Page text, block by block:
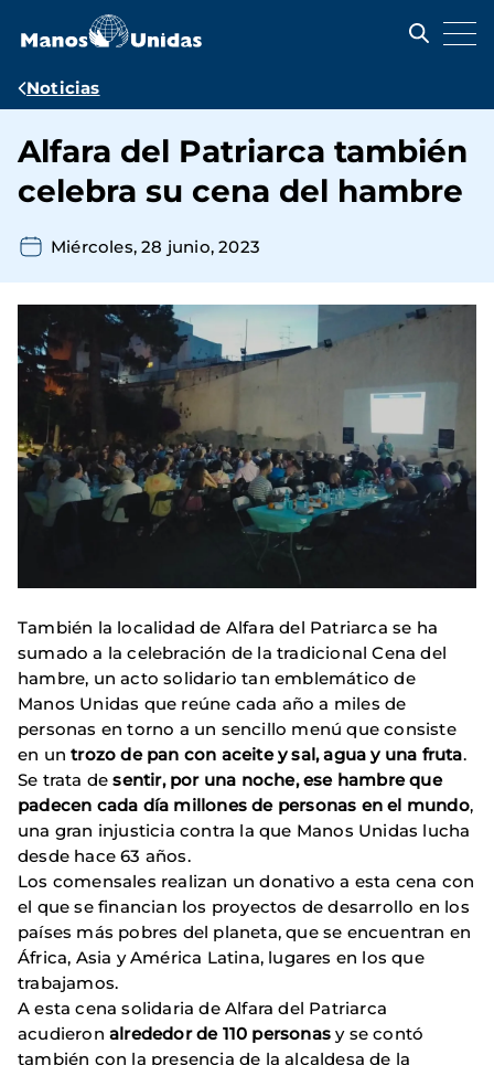
contenido
Ruta
navegación
Noticias
Alfara del Patriarca también
celebra su cena del hambre
Miércoles, 28 junio, 2023
También la localidad de Alfara del Patriarca se ha
sumado a la celebración de la tradicional Cena del
hambre, un acto solidario tan emblemático de
Manos Unidas que reúne cada año a miles de
personas en torno a un sencillo menú que consiste
en untrozo de pan con aceite y sal, agua y una fruta.
Se trata desentir, por una noche, ese hambre que
padecen cada día millones de personas en el mundo,
una gran injusticia contra la que Manos Unidas lucha
desde hace 63 años.
Los comensales realizan un donativo a esta cena con
el que se financian los proyectos de desarrollo en los
países más pobres del planeta, que se encuentran en
África, Asia y América Latina, lugares en los que
trabajamos.
A esta cena solidaria de Alfara del Patriarca
acudieron alrededor de 110 personas y se contó
también con la presencia de la alcaldesa de la